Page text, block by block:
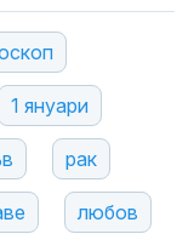
1 януари
рак
любов